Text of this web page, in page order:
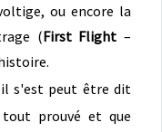
ou encore la
(First Flight –
il s'est peut être dit
prouvé et que